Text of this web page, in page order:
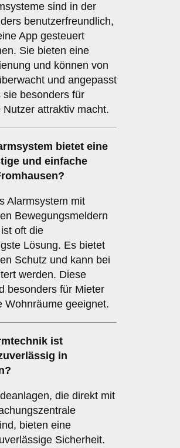
sind in der
benutzerfreundlich,
App gesteuert
Sie bieten eine
und können von
und angepasst
sie besonders für
Nutzer attraktiv macht.
bietet eine
und einfache
Alarmsystem mit
Bewegungsmeldern
oft die
Lösung. Es bietet
Schutz und kann bei
werden. Diese
besonders für Mieter
Wohnräume geeignet.
ist
in
die direkt mit
bieten eine
Sicherheit.